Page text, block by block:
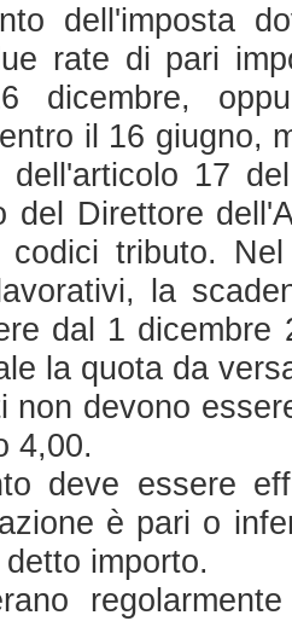
dell'imposta
rate di pari
dicembre,
il 16 giugno,
dell'articolo 17
del Direttore
tributo.
la
dal 1
la quota da
non devono
4,00.
deve essere
è pari o
importo.